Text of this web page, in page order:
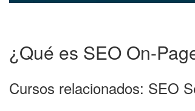
¿Qué es SEO On-
Cursos relacionados: SEO